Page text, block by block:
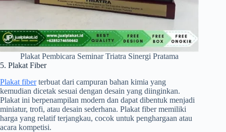
Plakat Pembicara Seminar Triatra Sinergi Pratama
5. Plakat Fiber
Plakat fiberterbuat dari campuran bahan kimia yang
kemudian dicetak sesuai dengan desain yang diinginkan.
Plakat ini berpenampilan modern dan dapat dibentuk menjadi
miniatur, trofi, atau desain sederhana. Plakat fiber memiliki
harga yang relatif terjangkau, cocok untuk penghargaan atau
acara kompetisi.